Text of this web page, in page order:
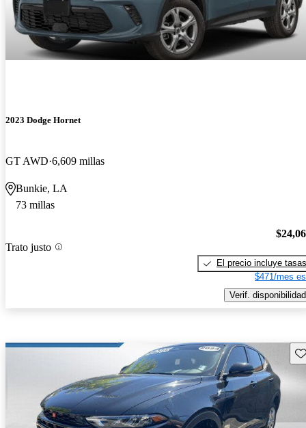
2023 Dodge Hornet
GT AWD 6,609 millas
Bunkie, LA
73 millas
Trato justo
El precio incluye tasas
$471/mes
Verif. disponibilidad